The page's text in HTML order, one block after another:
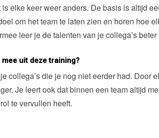
elke keer weer anders. De basis is altijd
om het team te laten zien en horen hoe
leer je de talenten van je collega’s beter
mee uit deze training?
collega’s die je nog niet eerder had. Door
Je leert ook dat binnen een team altijd
te vervullen heeft.